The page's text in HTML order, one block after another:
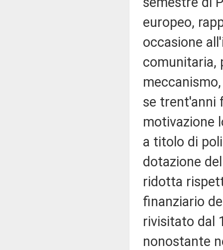
europeo,
occasione
comunitaria,
se trent'anni
motivazione
a titolo di
dotazione
ridotta
finanziario
rivisitato dal
nonostante